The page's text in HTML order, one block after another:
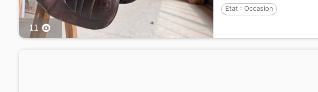
11
Etat :Occasion